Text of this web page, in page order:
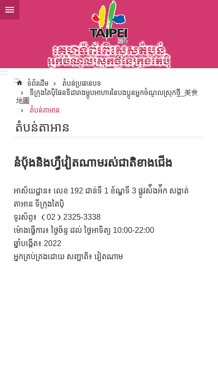
ទៅកាន់មាតិកាប្លុកមាតិកាសំខាន់
:::
:::
ទំព័រដើម
តំបន់ប្រធានបទ
ទីក្រុងតៃប៉ិផែនទីដារាងម្អូបអាហារនៃបងប្អូនអ្នកចំណូលស្រុកថ្មី_美食
地圖
តំបន់តាអាន
តំបន់តាអាន
នំបុ័ងនិងហ្វឺវៀតណាមរស់ជាតិខាងជើង
អាស័យដ្ឋាន៖ លេខ 192 ជាន់ទី 1 ខ័ណ្ឌទី 3 ផ្លូវស៉ីងអ៉ីក សង្កាត់
តាអាន ទីក្រុងតៃប៉ិ
ទូរស័ព្ទ៖ （02）2325-3338
ម៉ោងធ្វើការ៖ ថ្ងៃច័ន្ទ ដល់ ថ្ងៃអាទិត្យ 10:00-22:00
ឆ្នាំបង្កើត៖ 2022
អ្នកគ្រប់គ្រងដោយ សញ្ជាតិ៖ វៀតណាម